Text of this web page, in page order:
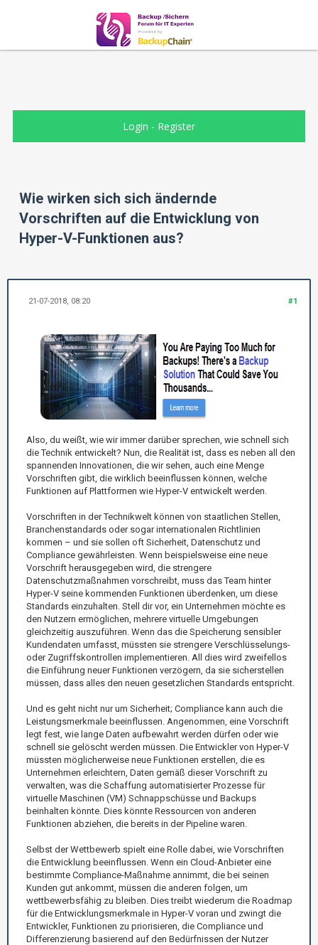
Login - Register
Wie wirken sich sich ändernde
Vorschriften auf die Entwicklung von
Hyper-V-Funktionen aus?
#1
21-07-2018, 08:20
Also, du weißt, wie wir immer darüber sprechen, wie schnell sich
die Technik entwickelt? Nun, die Realität ist, dass es neben all den
spannenden Innovationen, die wir sehen, auch eine Menge
Vorschriften gibt, die wirklich beeinflussen können, welche
Funktionen auf Plattformen wie Hyper-V entwickelt werden.
Vorschriften in der Technikwelt können von staatlichen Stellen,
Branchenstandards oder sogar internationalen Richtlinien
kommen – und sie sollen oft Sicherheit, Datenschutz und
Compliance gewährleisten. Wenn beispielsweise eine neue
Vorschrift herausgegeben wird, die strengere
Datenschutzmaßnahmen vorschreibt, muss das Team hinter
Hyper-V seine kommenden Funktionen überdenken, um diese
Standards einzuhalten. Stell dir vor, ein Unternehmen möchte es
den Nutzern ermöglichen, mehrere virtuelle Umgebungen
gleichzeitig auszuführen. Wenn das die Speicherung sensibler
Kundendaten umfasst, müssten sie strengere Verschlüsselungs-
oder Zugriffskontrollen implementieren. All dies wird zweifellos
die Einführung neuer Funktionen verzögern, da sie sicherstellen
müssen, dass alles den neuen gesetzlichen Standards entspricht.
Und es geht nicht nur um Sicherheit; Compliance kann auch die
Leistungsmerkmale beeinflussen. Angenommen, eine Vorschrift
legt fest, wie lange Daten aufbewahrt werden dürfen oder wie
schnell sie gelöscht werden müssen. Die Entwickler von Hyper-V
müssten möglicherweise neue Funktionen erstellen, die es
Unternehmen erleichtern, Daten gemäß dieser Vorschrift zu
verwalten, was die Schaffung automatisierter Prozesse für
virtuelle Maschinen (VM) Schnappschüsse und Backups
beinhalten könnte. Dies könnte Ressourcen von anderen
Funktionen abziehen, die bereits in der Pipeline waren.
Selbst der Wettbewerb spielt eine Rolle dabei, wie Vorschriften
die Entwicklung beeinflussen. Wenn ein Cloud-Anbieter eine
bestimmte Compliance-Maßnahme annimmt, die bei seinen
Kunden gut ankommt, müssen die anderen folgen, um
wettbewerbsfähig zu bleiben. Dies treibt wiederum die Roadmap
für die Entwicklungsmerkmale in Hyper-V voran und zwingt die
Entwickler, Funktionen zu priorisieren, die Compliance und
Differenzierung basierend auf den Bedürfnissen der Nutzer